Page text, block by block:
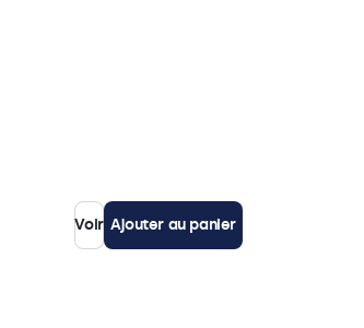
Voir Ajouter au panier